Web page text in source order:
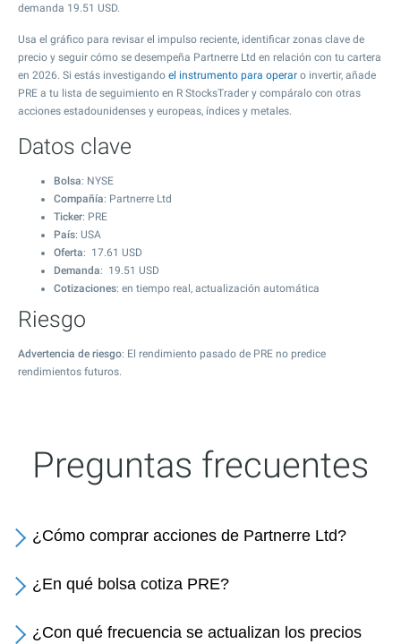
demanda 19.51 USD.
Usa el gráfico para revisar el impulso reciente, identificar zonas clave de
precio y seguir cómo se desempeña Partnerre Ltd en relación con tu cartera
en 2026. Si estás investigando el instrumento para operar o invertir, añade
PRE a tu lista de seguimiento en R StocksTrader y compáralo con otras
acciones estadounidenses y europeas, índices y metales.
Datos clave
Bolsa: NYSE
Compañía: Partnerre Ltd
Ticker: PRE
País: USA
Oferta: 17.61 USD
Demanda: 19.51 USD
Cotizaciones: en tiempo real, actualización automática
Riesgo
Advertencia de riesgo: El rendimiento pasado de PRE no predice
rendimientos futuros.
Preguntas frecuentes
¿Cómo comprar acciones de Partnerre Ltd?
¿En qué bolsa cotiza PRE?
¿Con qué frecuencia se actualizan los precios